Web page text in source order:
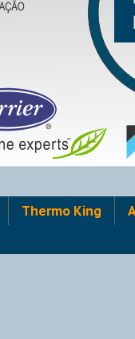
Thermo King